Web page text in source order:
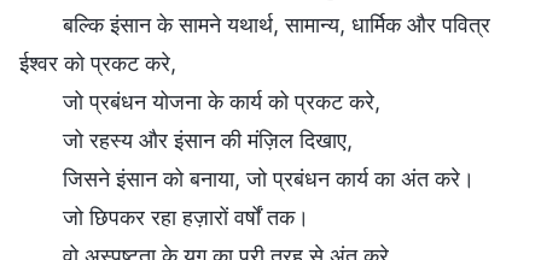
बल्कि इंसान के सामने यथार्थ, सामान्य, धार्मिक और पवित्र
ईश्वर को प्रकट करे,
जो प्रबंधन योजना के कार्य को प्रकट करे,
जो रहस्य और इंसान की मंज़िल दिखाए,
जिसने इंसान को बनाया, जो प्रबंधन कार्य का अंत करे।
जो छिपकर रहा हज़ारों वर्षों तक।